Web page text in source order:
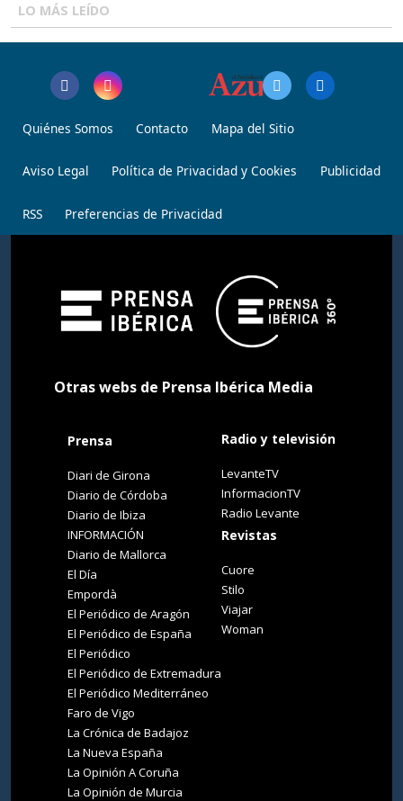
LO MÁS LEÍDO
Quiénes Somos Contacto Mapa del Sitio
Aviso Legal Política de Privacidad y Cookies Publicidad
RSS Preferencias de Privacidad
Otras webs de Prensa Ibérica Media
Prensa
Diari de Girona
Diario de Córdoba
Diario de Ibiza
INFORMACIÓN
Diario de Mallorca
El Día
Empordà
El Periódico de Aragón
El Periódico de España
El Periódico
El Periódico de Extremadura
El Periódico Mediterráneo
Faro de Vigo
La Crónica de Badajoz
La Nueva España
La Opinión A Coruña
La Opinión de Murcia
Radio y televisión
LevanteTV
InformacionTV
Radio Levante
Revistas
Cuore
Stilo
Viajar
Woman